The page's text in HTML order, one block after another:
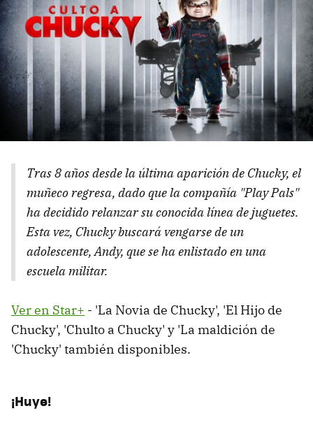
Tras 8 años desde la última aparición de Chucky, el
muñeco regresa, dado que la compañía "Play Pals"
ha decidido relanzar su conocida línea de juguetes.
Esta vez, Chucky buscará vengarse de un
adolescente, Andy, que se ha enlistado en una
escuela militar.
Ver en Star+ - 'La Novia de Chucky', 'El Hijo de
Chucky', 'Chulto a Chucky' y 'La maldición de
'Chucky' también disponibles.
¡Huye!